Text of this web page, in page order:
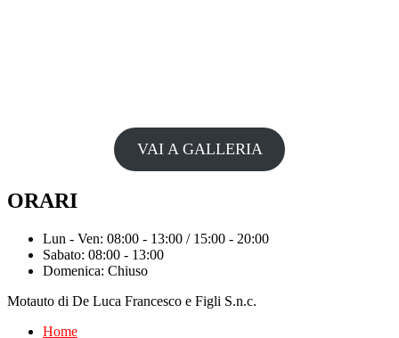
VAI A GALLERIA
ORARI
Lun - Ven: 08:00 - 13:00 / 15:00 - 20:00
Sabato: 08:00 - 13:00
Domenica: Chiuso
Motauto di De Luca Francesco e Figli S.n.c.
Home